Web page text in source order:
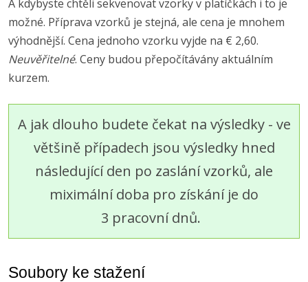
A kdybyste chtěli sekvenovat vzorky v platíčkách i to je
možné. Příprava vzorků je stejná, ale cena je mnohem
výhodnější. Cena jednoho vzorku vyjde na € 2,60.
Neuvěřitelné. Ceny budou přepočítávány aktuálním
kurzem.
A jak dlouho budete čekat na výsledky - ve
většině případech jsou výsledky hned
následující den po zaslání vzorků, ale
miximální doba pro získání je do
3 pracovní dnů.
Soubory ke stažení